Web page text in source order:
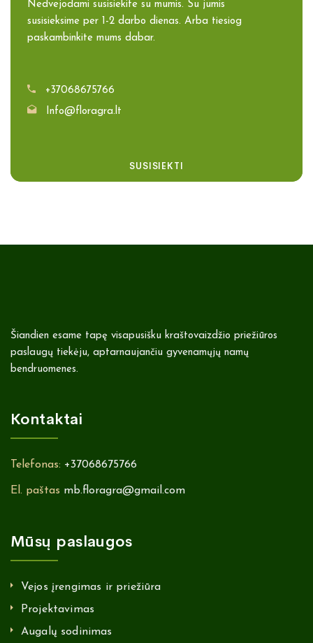
Nedvejodami susisiekite su mumis. Su jumis
susisieksime per 1-2 darbo dienas. Arba tiesiog
paskambinkite mums dabar.
+37068675766
Info@floragra.lt
SUSISIEKTI
Šiandien esame tapę visapusišku kraštovaizdžio priežiūros
paslaugų tiekėju, aptarnaujančiu gyvenamųjų namų
bendruomenes.
Kontaktai
Telefonas: +37068675766
El. paštas mb.floragra@gmail.com
Mūsų paslaugos
Vejos įrengimas ir priežiūra
Projektavimas
Augalų sodinimas